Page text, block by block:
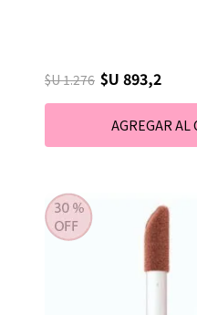
$U 1.276 $U 893,2